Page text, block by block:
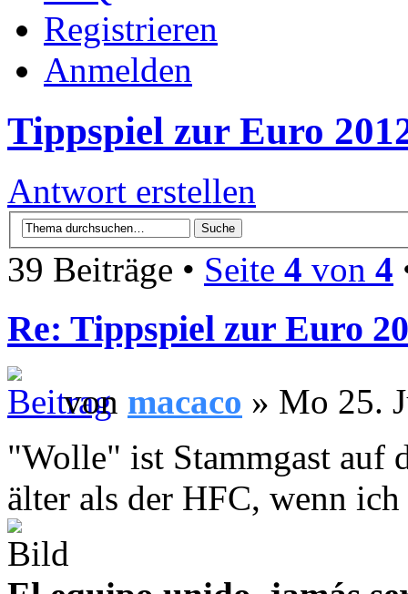
Registrieren
Anmelden
Tippspiel zur Euro
Antwort erstellen
39 Beiträge • Seite 4 von 4
Re: Tippspiel zur Euro
von macaco » Mo 25.
"Wolle" ist Stammgast auf
älter als der HFC, wenn ich